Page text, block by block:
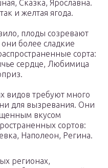
Сказка, Ярославна.
и желтая ягода.
плоды созревают
более сладкие
сорта:
сердце, Любимица
видов требуют много
для вызревания. Они
вкусом
сортов:
Наполеон, Регина.
регионах,